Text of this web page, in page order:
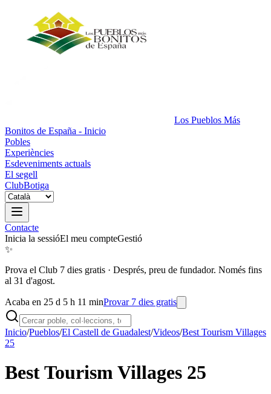
Los Pueblos Más
Bonitos de España - Inicio
Pobles
Experiències
Esdeveniments actuals
El segell
ClubBotiga
Contacte
Inicia la sessióEl meu compteGestió
✨
Prova el Club 7 dies gratis · Després, preu de fundador. Només fins
al 31 d'agost.
Acaba en 25 d 5 h 11 minProvar 7 dies gratis
Inicio/Pueblos/El Castell de Guadalest/Videos/Best Tourism Villages
25
Best Tourism Villages 25